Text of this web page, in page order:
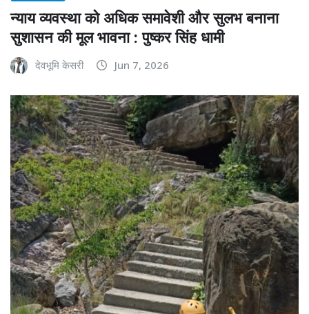
न्याय व्यवस्था को अधिक समावेशी और सुलभ बनाना
सुशासन की मूल भावना : पुष्कर सिंह धामी
देवभूमि केसरी Jun 7, 2026